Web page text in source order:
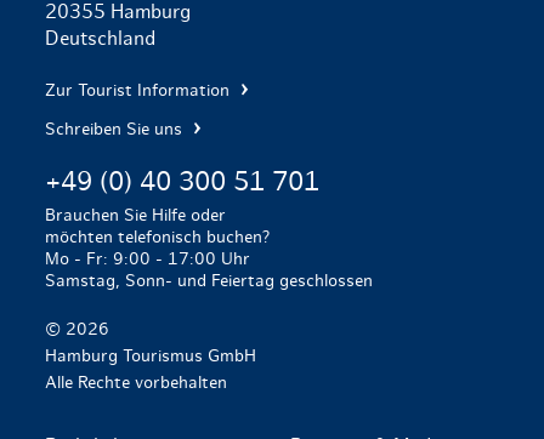
20355 Hamburg
Deutschland
Zur Tourist Information
Schreiben Sie uns
+49 (0) 40 300 51 701
Brauchen Sie Hilfe oder
möchten telefonisch buchen?
Mo - Fr: 9:00 - 17:00 Uhr
Samstag, Sonn- und Feiertag geschlossen
© 2026
Hamburg Tourismus GmbH
Alle Rechte vorbehalten